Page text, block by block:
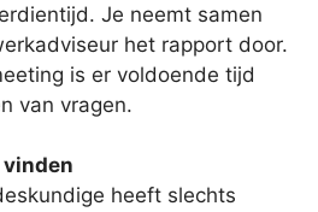
Je neemt samen
het rapport door.
is er voldoende tijd
van vragen.
heeft slechts